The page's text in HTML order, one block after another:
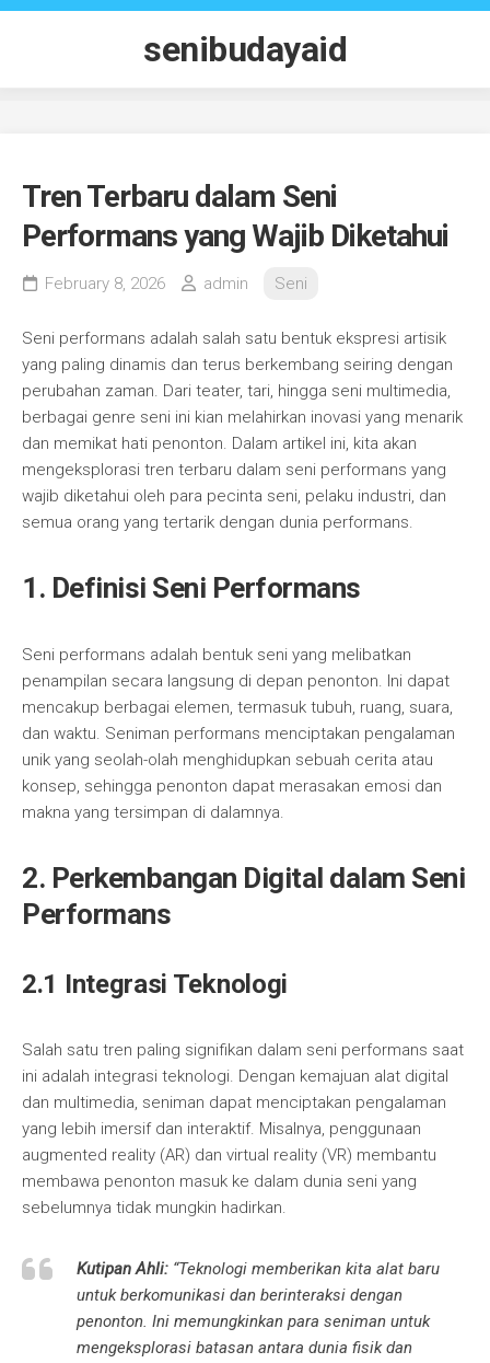
Skip
senibudayaid
Tren Terbaru dalam Seni
Performans yang Wajib Diketahui
February 8, 2026 admin Seni
Seni performans adalah salah satu bentuk ekspresi artisik
yang paling dinamis dan terus berkembang seiring dengan
perubahan zaman. Dari teater, tari, hingga seni multimedia,
berbagai genre seni ini kian melahirkan inovasi yang menarik
dan memikat hati penonton. Dalam artikel ini, kita akan
mengeksplorasi tren terbaru dalam seni performans yang
wajib diketahui oleh para pecinta seni, pelaku industri, dan
semua orang yang tertarik dengan dunia performans.
1. Definisi Seni Performans
Seni performans adalah bentuk seni yang melibatkan
penampilan secara langsung di depan penonton. Ini dapat
mencakup berbagai elemen, termasuk tubuh, ruang, suara,
dan waktu. Seniman performans menciptakan pengalaman
unik yang seolah-olah menghidupkan sebuah cerita atau
konsep, sehingga penonton dapat merasakan emosi dan
makna yang tersimpan di dalamnya.
2. Perkembangan Digital dalam Seni
Performans
2.1 Integrasi Teknologi
Salah satu tren paling signifikan dalam seni performans saat
ini adalah integrasi teknologi. Dengan kemajuan alat digital
dan multimedia, seniman dapat menciptakan pengalaman
yang lebih imersif dan interaktif. Misalnya, penggunaan
augmented reality (AR) dan virtual reality (VR) membantu
membawa penonton masuk ke dalam dunia seni yang
sebelumnya tidak mungkin hadirkan.
Kutipan Ahli: “Teknologi memberikan kita alat baru
untuk berkomunikasi dan berinteraksi dengan
penonton. Ini memungkinkan para seniman untuk
mengeksplorasi batasan antara dunia fisik dan